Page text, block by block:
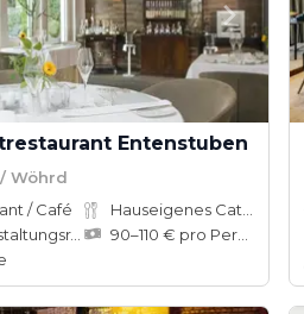
Entenstuben
Wöhrd
/ Café